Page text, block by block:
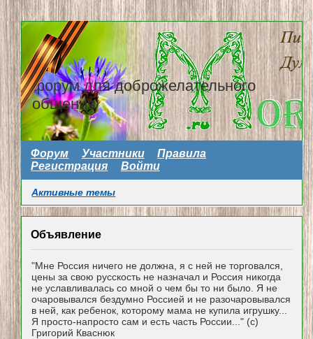
форум для доброжелательного
общения
Форум Участники
Правила
Регистрация
Войти
Активные темы
Объявление
"Мне Россия ничего не должна, я с ней не торговался,
цены за свою русскость не назначал и Россия никогда
не уславливалась со мной о чем бы то ни было. Я не
очаровывался бездумно Россией и не разочаровывался
в ней, как ребенок, которому мама не купила игрушку...
Я просто-напросто сам и есть часть России..." (с)
Григорий Кваснюк